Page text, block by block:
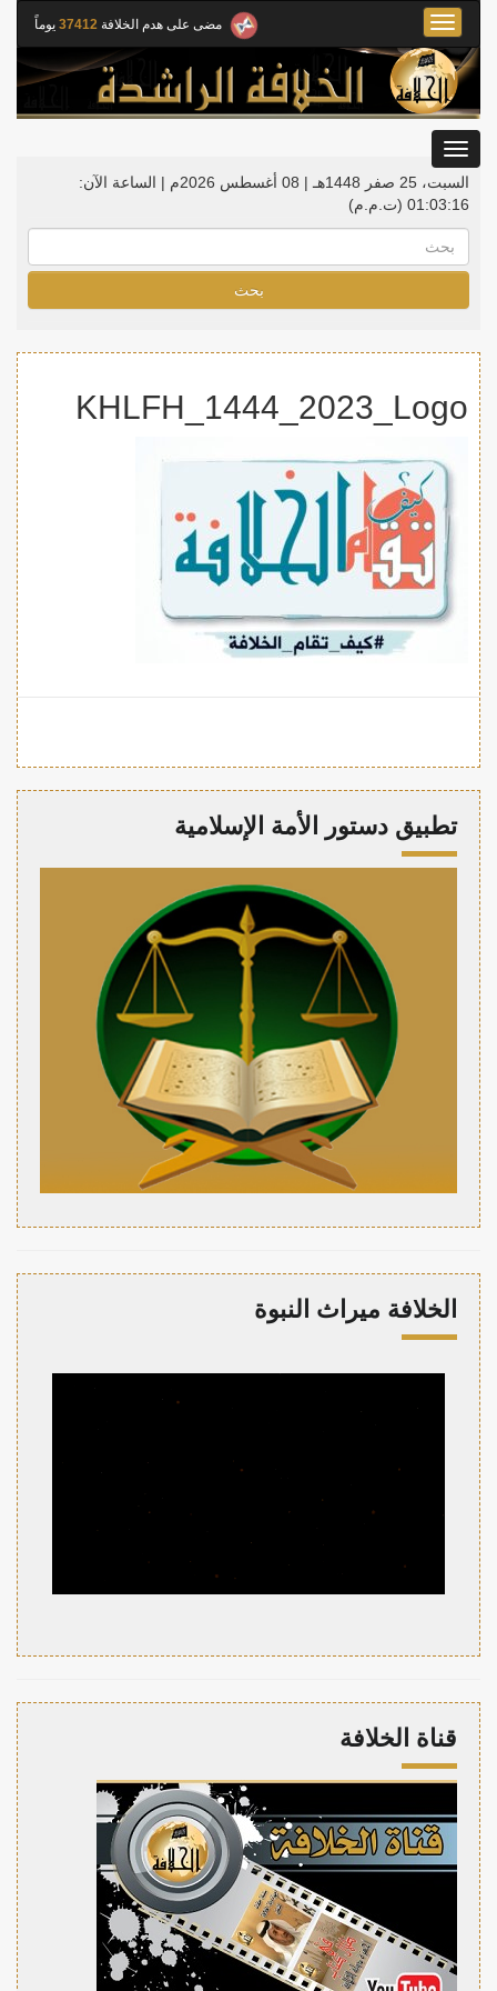
مضى على هدم الخلافة 37412 يوماً
Toggle
navigation
السبت، 25 صفر 1448هـ | 08 أغسطس 2026م |
الساعة الآن:
01:03:16 (ت.م.م)
بحث
KHLFH_1444_2023_Logo
تطبيق دستور الأمة الإسلامية
الخلافة ميراث النبوة
قناة الخلافة